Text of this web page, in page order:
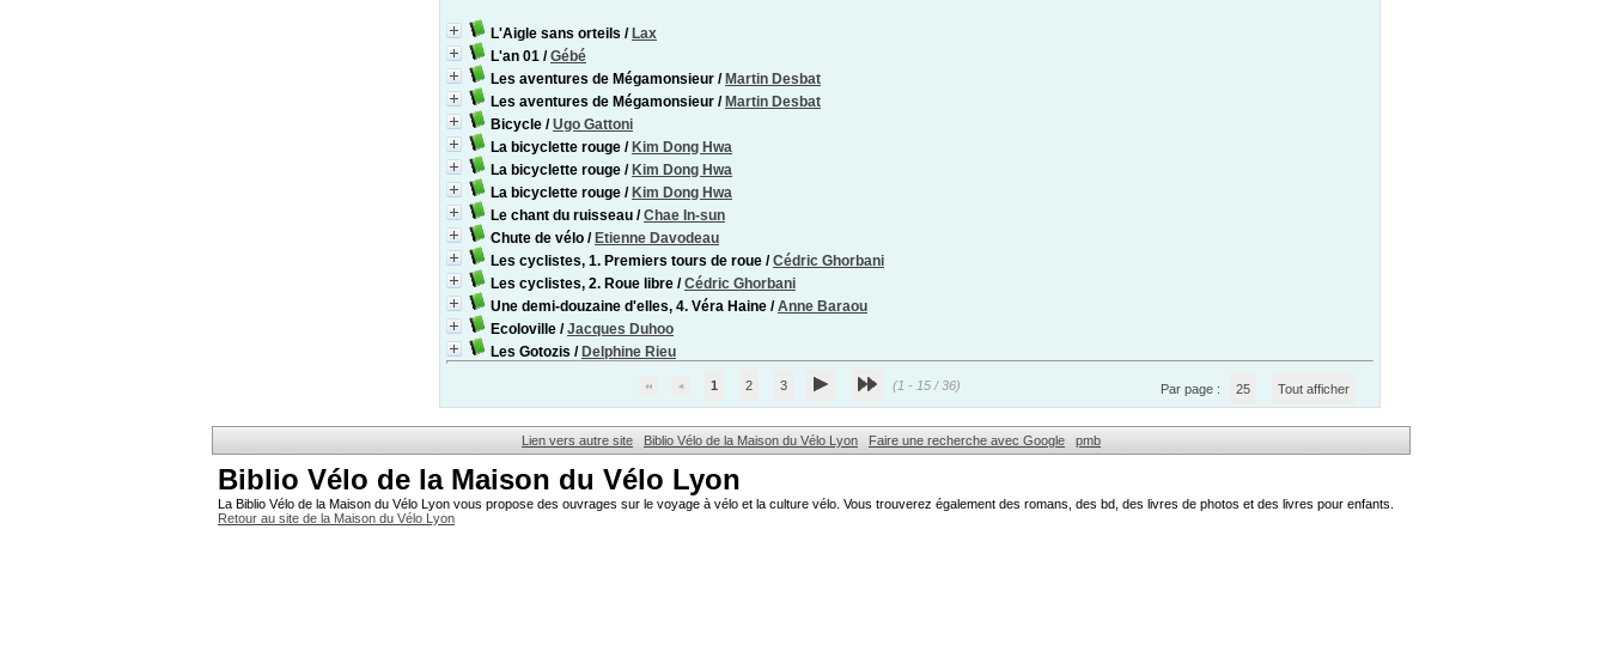
L'Aigle sans orteils / Lax
L'an 01 /Gébé
Les aventures de Mégamonsieur / Martin Desbat
Les aventures de Mégamonsieur / Martin Desbat
Bicycle /Ugo Gattoni
La bicyclette rouge / Kim Dong Hwa
La bicyclette rouge / Kim Dong Hwa
La bicyclette rouge / Kim Dong Hwa
Le chant du ruisseau /Chae In-sun
Chute de vélo / Etienne Davodeau
Les cyclistes, 1. Premiers tours de roue /Cédric Ghorbani
Les cyclistes, 2. Roue libre /Cédric Ghorbani
Une demi-douzaine d'elles, 4. Véra Haine /Anne Baraou
Ecoloville /Jacques Duhoo
Les Gotozis / Delphine Rieu
1 2 3 (1 - 15 / 36) Par page : 25 Tout afficher
Lien vers autre site Biblio Vélo de la Maison du Vélo Lyon Faire une recherche avec Google pmb
Biblio Vélo de la Maison du Vélo Lyon
La Biblio Vélo de la Maison du Vélo Lyon vous propose des ouvrages sur le voyage à vélo et la culture vélo. Vous trouverez également des romans, des bd, des livres de photos et des livres pour enfants.
Retour au site de la Maison du Vélo Lyon